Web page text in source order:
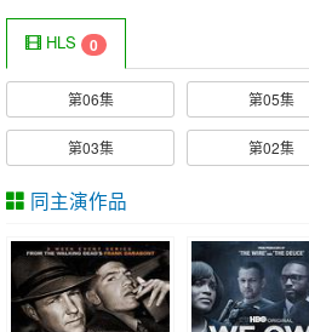
HLS 0
第06集 第05集
第03集 第02集
同主演作品